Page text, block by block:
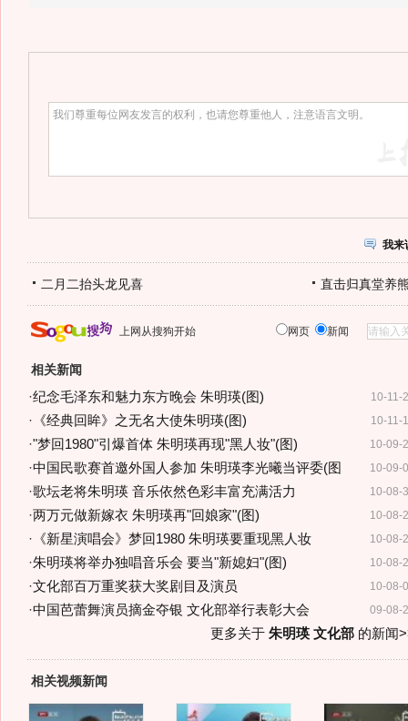
我来
二月二抬头龙见喜 直击归真堂养
上网从搜狗开始 网页 新闻
相关新闻
10-11-
·纪念毛泽东和魅力东方晚会 朱明瑛(图)
10-11-
· 《经典回眸》之无名大使朱明瑛(图)
10-09-
·"梦回1980"引爆首体 朱明瑛再现"黑人妆"(图)
10-09-
·中国民歌赛首邀外国人参加 朱明瑛李光曦当评委(图
10-08-
·歌坛老将朱明瑛 音乐依然色彩丰富充满活力
10-08-
·两万元做新嫁衣 朱明瑛再"回娘家"(图)
10-08-
· 《新星演唱会》梦回1980 朱明瑛要重现黑人妆
10-08-
·朱明瑛将举办独唱音乐会 要当"新媳妇"(图)
10-08-
·文化部百万重奖获大奖剧目及演员
09-08-
·中国芭蕾舞演员摘金夺银 文化部举行表彰大会
更多关于 朱明瑛 文化部的新闻
相关视频新闻